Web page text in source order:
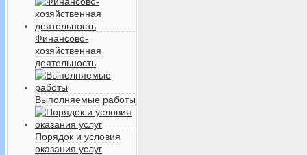
Финансово-
хозяйственная
деятельность
Выполняемые работы
Порядок и условия
оказания услуг